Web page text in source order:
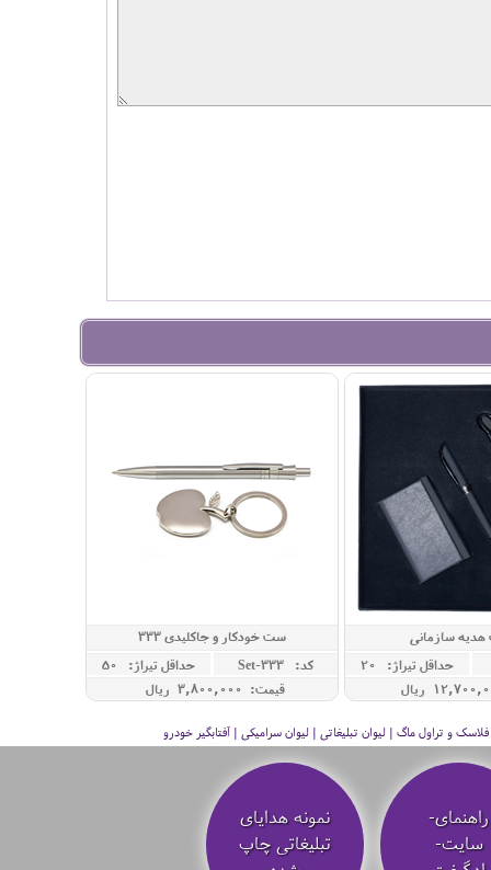
سازمانی
حداقل تيراژ: 20
ست خودکار و جاکلیدی 333
کد: Set-333
حداقل تيراژ: 50
قیمت: 3,800,000 ريال
و تراول ماگ | لیوان تبلیغاتی | لیوان سرامیکی | آفتابگیر خودرو
راهنمای-
سایت-
نمونه هدایای
تبلیغاتی چاپ